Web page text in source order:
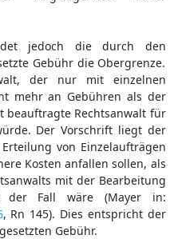
jedoch die durch den
Gebühr die Obergrenze.
der nur mit einzelnen
mehr an Gebühren als der
beauftragte Rechtsanwalt für
Der Vorschrift liegt der
von Einzelaufträgen
Kosten anfallen sollen, als
mit der Bearbeitung
der Fall wäre (Mayer in:
, Rn 145). Dies entspricht der
Gebühr.